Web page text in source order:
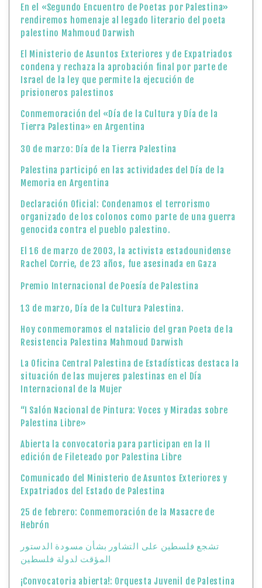
En el «Segundo Encuentro de Poetas por Palestina»
rendiremos homenaje al legado literario del poeta
palestino Mahmoud Darwish
El Ministerio de Asuntos Exteriores y de Expatriados
condena y rechaza la aprobación final por parte de
Israel de la ley que permite la ejecución de
prisioneros palestinos
Conmemoración del «Día de la Cultura y Día de la
Tierra Palestina» en Argentina
30 de marzo: Día de la Tierra Palestina
Palestina participó en las actividades del Día de la
Memoria en Argentina
Declaración Oficial: Condenamos el terrorismo
organizado de los colonos como parte de una guerra
genocida contra el pueblo palestino.
El 16 de marzo de 2003, la activista estadounidense
Rachel Corrie, de 23 años, fue asesinada en Gaza
Premio Internacional de Poesía de Palestina
13 de marzo, Día de la Cultura Palestina.
Hoy conmemoramos el natalicio del gran Poeta de la
Resistencia Palestina Mahmoud Darwish
La Oficina Central Palestina de Estadísticas destaca la
situación de las mujeres palestinas en el Día
Internacional de la Mujer
“I Salón Nacional de Pintura: Voces y Miradas sobre
Palestina Libre»
Abierta la convocatoria para participan en la II
edición de Fileteado por Palestina Libre
Comunicado del Ministerio de Asuntos Exteriores y
Expatriados del Estado de Palestina
25 de febrero: Conmemoración de la Masacre de
Hebrón
تشجع فلسطين على التشاور بشأن مسودة الدستور
المؤقت لدولة فلسطين
¡Convocatoria abierta!: Orquesta Juvenil de Palestina